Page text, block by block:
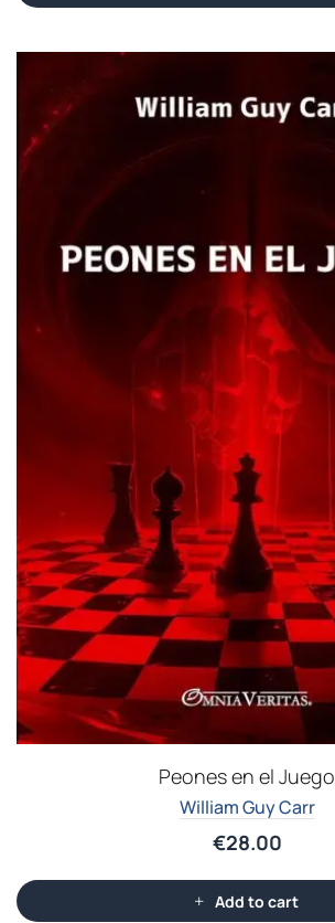
Peones en el Juego
William Guy Carr
€28.00
Add to cart